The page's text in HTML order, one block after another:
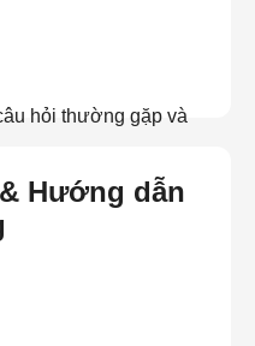
hỏi thường gặp và
gặp
Hướng dẫn